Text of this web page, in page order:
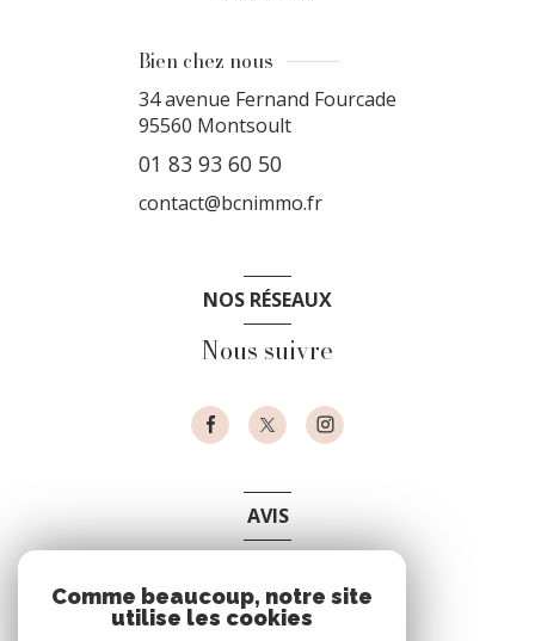
Bien chez nous
34 avenue Fernand Fourcade
95560 Montsoult
01 83 93 60 50
contact@bcnimmo.fr
NOS RÉSEAUX
Nous suivre
AVIS
Comme beaucoup, notre site
utilise les cookies